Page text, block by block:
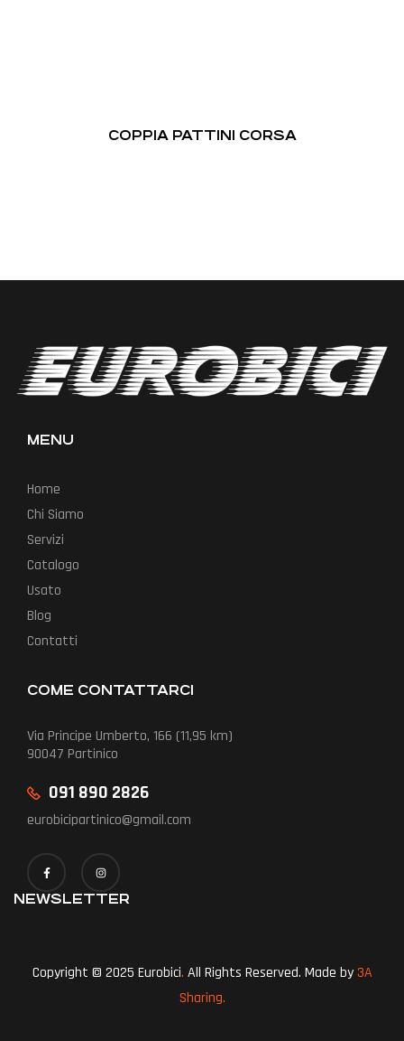
COPPIA PATTINI CORSA
MENU
Home
Chi Siamo
Servizi
Catalogo
Usato
Blog
Contatti
COME CONTATTARCI
Via Principe Umberto, 166 (11,95 km)
90047 Partinico
091 890 2826
eurobicipartinico@gmail.com
NEWSLETTER
Copyright © 2025 Eurobici. All Rights Reserved. Made by3A
Sharing.